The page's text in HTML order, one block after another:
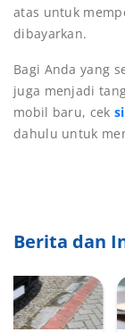
atas untuk
dibayarkan.
Bagi Anda yang
juga menjadi
mobil baru, cek
dahulu untuk
Berita dan